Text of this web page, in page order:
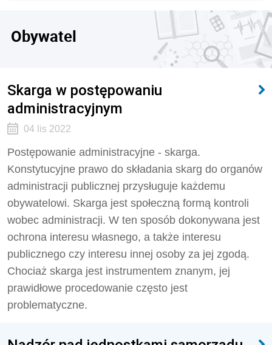
Obywatel
Skarga w postępowaniu
administracyjnym
04 lis 2022
Postępowanie administracyjne - skarga.
Konstytucyjne prawo do składania skarg do organów
administracji publicznej przysługuje każdemu
obywatelowi. Skarga jest społeczną formą kontroli
wobec administracji. W ten sposób dokonywana jest
ochrona interesu własnego, a także interesu
publicznego czy interesu innej osoby za jej zgodą.
Chociaż skarga jest instrumentem znanym, jej
prawidłowe procedowanie często jest
problematyczne.